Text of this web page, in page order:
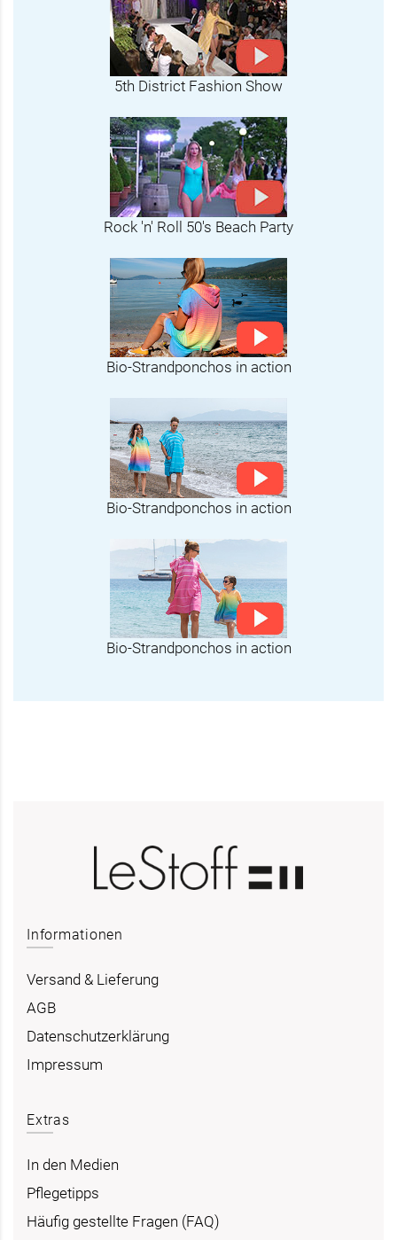
5th District Fashion Show
Rock 'n' Roll 50's Beach Party
Bio-Strandponchos in action
Bio-Strandponchos in action
Bio-Strandponchos in action
Informationen
Versand & Lieferung
AGB
Datenschutzerklärung
Impressum
Extras
In den Medien
Pflegetipps
Häufig gestellte Fragen (FAQ)